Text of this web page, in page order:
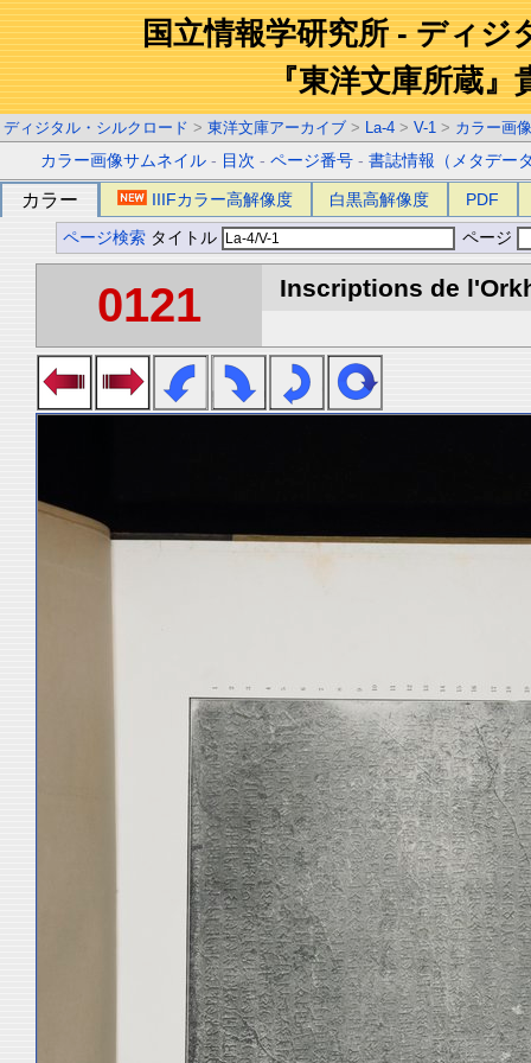
国立情報学研究所 - ディジ
『東洋文庫所蔵』
ディジタル・シルクロード > 東洋文庫アーカイブ > La-4 > V-1 > カラー画像
カラー画像サムネイル - 目次 -ページ番号 -書誌情報（メタデー
カラー IIIFカラー高解像度 白黒高解像度 PDF
ページ検索 タイトル ページ
0121 Inscriptions de